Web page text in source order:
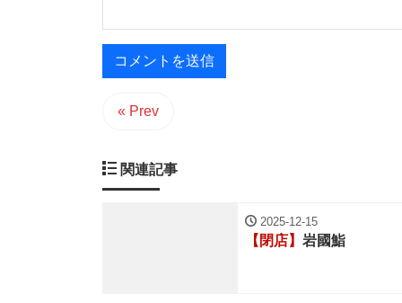
« Prev
関連記事
2025-12-15
【閉店】 岩國鮨